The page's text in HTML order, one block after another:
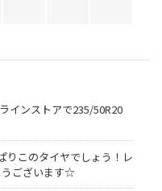
インストアで235/50R20
りこのタイヤでしょう！レ
うございます☆